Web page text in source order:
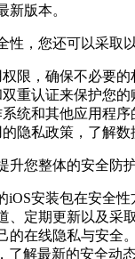
新版本。
性，您还可以采取
限，确保不必要的
重认证来保护您的
统和其他应用程序
隐私政策，了解数
升您整体的安全防护
iOS安装包在安全
、定期更新以及采
的在线隐私与安全
了解最新的安全动